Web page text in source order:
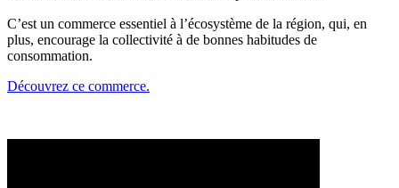
C’est un commerce essentiel à l’écosystème de la région, qui, en
plus, encourage la collectivité à de bonnes habitudes de
consommation.
Découvrez ce commerce.